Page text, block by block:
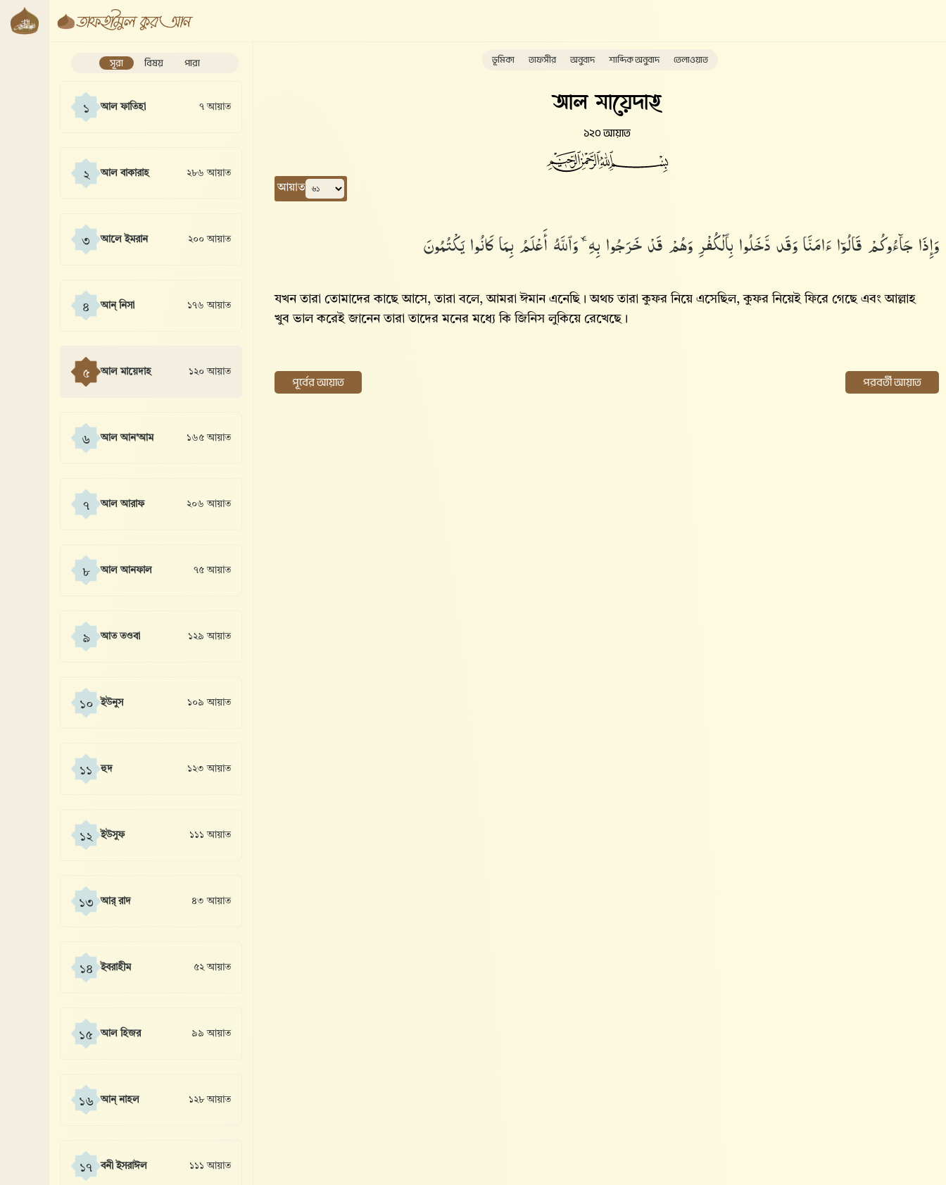
সূরা বিষয় পারা
১ আল ফাতিহা ৭ আয়াত
২ আল বাকারাহ ২৮৬ আয়াত
৩ আলে ইমরান ২০০ আয়াত
৪ আন্ নিসা ১৭৬ আয়াত
৫ আল মায়েদাহ ১২০ আয়াত
৬ আল আন'আম ১৬৫ আয়াত
৭ আল আরাফ ২০৬ আয়াত
৮ আল আনফাল ৭৫ আয়াত
৯ আত তওবা ১২৯ আয়াত
১০ ইউনুস ১০৯ আয়াত
১১ হুদ ১২৩ আয়াত
১২ ইউসুফ ১১১ আয়াত
১৩ আর্ রাদ ৪৩ আয়াত
১৪ ইবরাহীম ৫২ আয়াত
১৫ আল হিজর ৯৯ আয়াত
১৬ আন্ নাহল ১২৮ আয়াত
১৭ বনী ইসরাঈল ১১১ আয়াত
ভূমিকা তাফসীর অনুবাদ শাব্দিক অনুবাদ তেলাওয়াত
আল মায়েদাহ
১২০ আয়াত
আয়াত
وَإِذَا جَآءُوكُمْ قَالُوٓا۟ ءَامَنَّا وَقَد دَّخَلُوا۟ بِٱلْكُفْرِ وَهُمْ قَدْ خَرَجُوا۟ بِهِۦ ۚ وَٱللَّهُ أَعْلَمُ بِمَا كَانُوا۟ يَكْتُمُونَ
যখন তারা তোমাদের কাছে আসে, তারা বলে, আমরা ঈমান এনেছি। অথচ তারা কুফর নিয়ে এসেছিল, কুফর নিয়েই ফিরে গেছে এবং আল্লাহ‌
খুব ভাল করেই জানেন তারা তাদের মনের মধ্যে কি জিনিস লুকিয়ে রেখেছে।
পূর্বের আয়াত পরবর্তী আয়াত